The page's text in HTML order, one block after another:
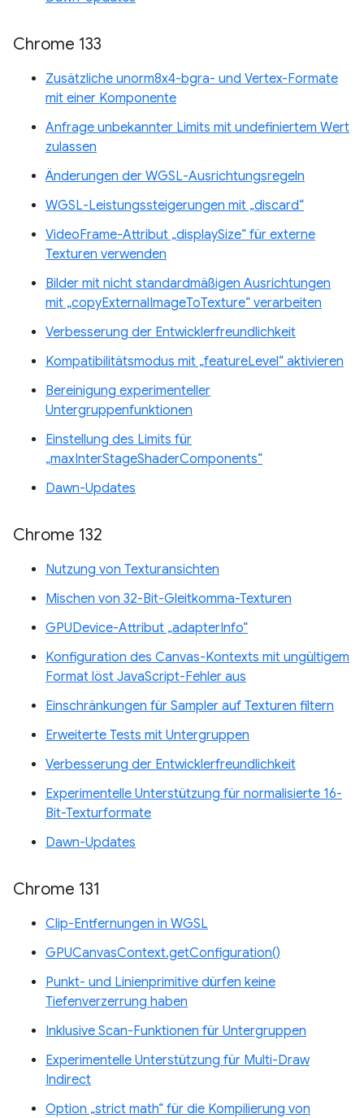
Chrome 133
Zusätzliche unorm8x4-bgra- und Vertex-Formate
mit einer Komponente
Anfrage unbekannter Limits mit undefiniertem Wert
zulassen
Änderungen der WGSL-Ausrichtungsregeln
WGSL-Leistungssteigerungen mit „discard“
VideoFrame-Attribut „displaySize“ für externe
Texturen verwenden
Bilder mit nicht standardmäßigen Ausrichtungen
mit „copyExternalImageToTexture“ verarbeiten
Verbesserung der Entwicklerfreundlichkeit
Kompatibilitätsmodus mit „featureLevel“ aktivieren
Bereinigung experimenteller
Untergruppenfunktionen
Einstellung des Limits für
„maxInterStageShaderComponents“
Dawn-Updates
Chrome 132
Nutzung von Texturansichten
Mischen von 32-Bit-Gleitkomma-Texturen
GPUDevice-Attribut „adapterInfo“
Konfiguration des Canvas-Kontexts mit ungültigem
Format löst JavaScript-Fehler aus
Einschränkungen für Sampler auf Texturen filtern
Erweiterte Tests mit Untergruppen
Verbesserung der Entwicklerfreundlichkeit
Experimentelle Unterstützung für normalisierte 16-
Bit-Texturformate
Dawn-Updates
Chrome 131
Clip-Entfernungen in WGSL
GPUCanvasContext.getConfiguration()
Punkt- und Linienprimitive dürfen keine
Tiefenverzerrung haben
Inklusive Scan-Funktionen für Untergruppen
Experimentelle Unterstützung für Multi-Draw
Indirect
Option „strict math“ für die Kompilierung von